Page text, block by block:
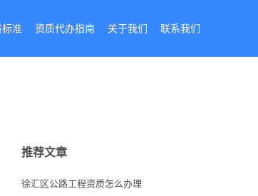
准 资质代办指南 关于我们 联系我们
推荐文章
徐汇区公路工程资质怎么办理